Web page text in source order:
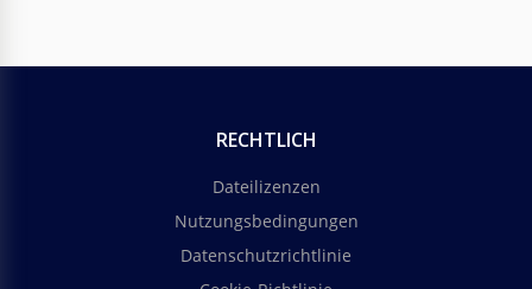
RECHTLICH
Dateilizenzen
Nutzungsbedingungen
Datenschutzrichtlinie